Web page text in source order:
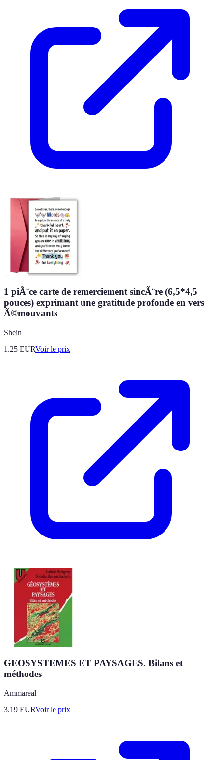
1 piÃ¨ce carte de remerciement sincÃ¨re (6,5*4,5
pouces) exprimant une gratitude profonde en vers
Ã©mouvants
Shein
1.25 EURVoir le prix
GEOSYSTEMES ET PAYSAGES. Bilans et
méthodes
Ammareal
3.19 EURVoir le prix